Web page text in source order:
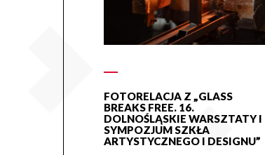
FOTORELACJA Z „GLASS
BREAKS FREE. 16.
DOLNOŚLĄSKIE WARSZTATY I
SYMPOZJUM SZKŁA
ARTYSTYCZNEGO I DESIGNU”